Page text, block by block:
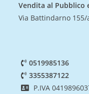
Vendita al Pubblico
Via Battindarno 155/
0519985136
3355387122
P.IVA